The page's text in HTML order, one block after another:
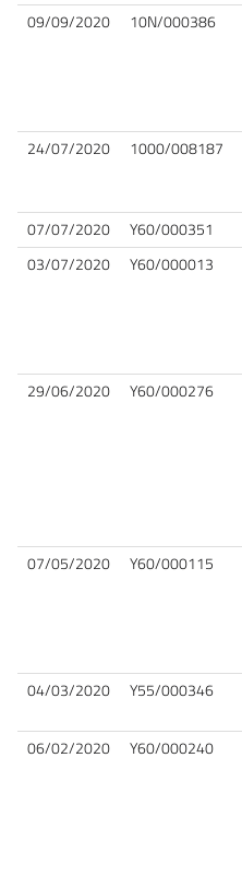
09/09/2020 10N/000386
24/07/2020 1000/008187
07/07/2020 Y60/000351
03/07/2020
Y60/000013
29/06/2020 Y60/000276
07/05/2020 Y60/000115
04/03/2020 Y55/000346
06/02/2020 Y60/000240